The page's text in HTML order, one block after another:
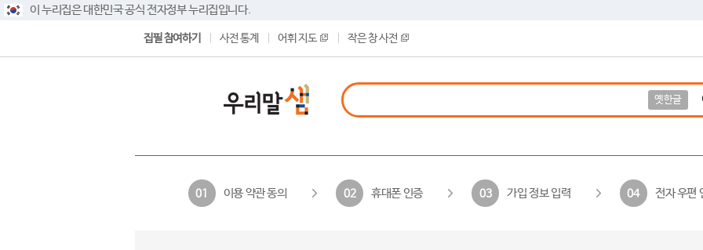
이 누리집은 대한민국 공식 전자정부 누리집입니다.
집필 참여하기 사전 통계 어휘 지도 작은 창 사전
옛한글
01 이용 약관 동의 02 휴대폰 인증 03 가입 정보 입력 04 전자 우편